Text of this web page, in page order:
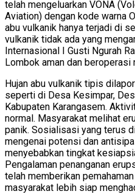
telah mengeluarkan VONA
Aviation) dengan kode warna
abu vulkanik hanya terjadi di
vulkanik tidak ada yang
Internasional I Gusti Ngurah
Lombok aman dan beroperasi
Hujan abu vulkanik tipis
seperti di Desa Kesimpar,
Kabupaten Karangasem.
normal. Masyarakat melihat
panik. Sosialisasi yang terus
mengenai potensi dan
menyebabkan tingkat
Pengalaman penanganan
telah memberikan
masyarakat lebih siap